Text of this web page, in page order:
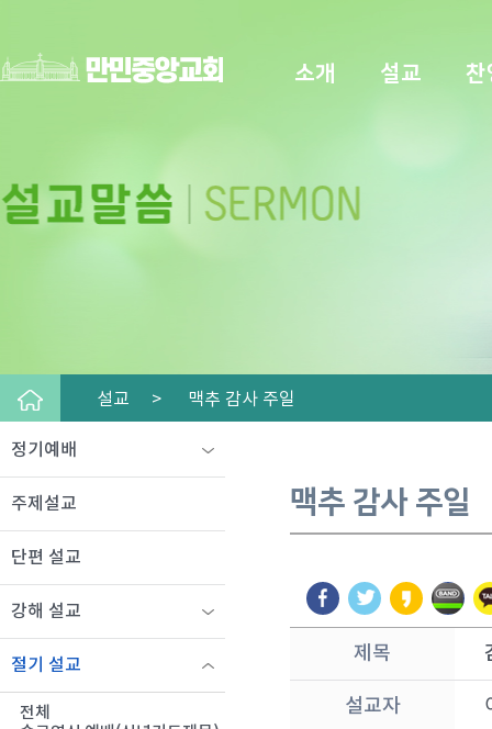
소개 설교 찬
설교 > 맥추 감사 주일
맥추 감사 주일
제목
설교자
정기예배
주제설교
단편 설교
강해 설교
절기 설교
전체